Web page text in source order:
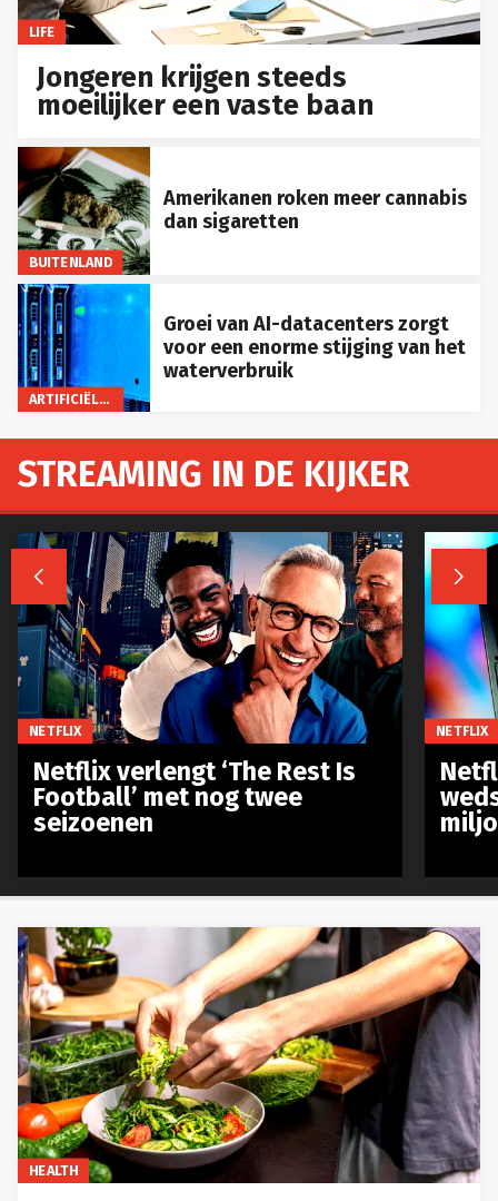
LIFE
Jongeren krijgen steeds
moeilijker een vaste baan
BUITENLAND
Amerikanen roken meer cannabis
dan sigaretten
ARTIFICIËLE INTELLIGENTIE
Groei van AI-datacenters zorgt
voor een enorme stijging van het
waterverbruik
HEALTH
STREAMING IN DE KIJKER
 
NETFLIX
Netflix verlengt ‘The Rest Is
Football’ met nog twee
seizoenen
NETFLIX